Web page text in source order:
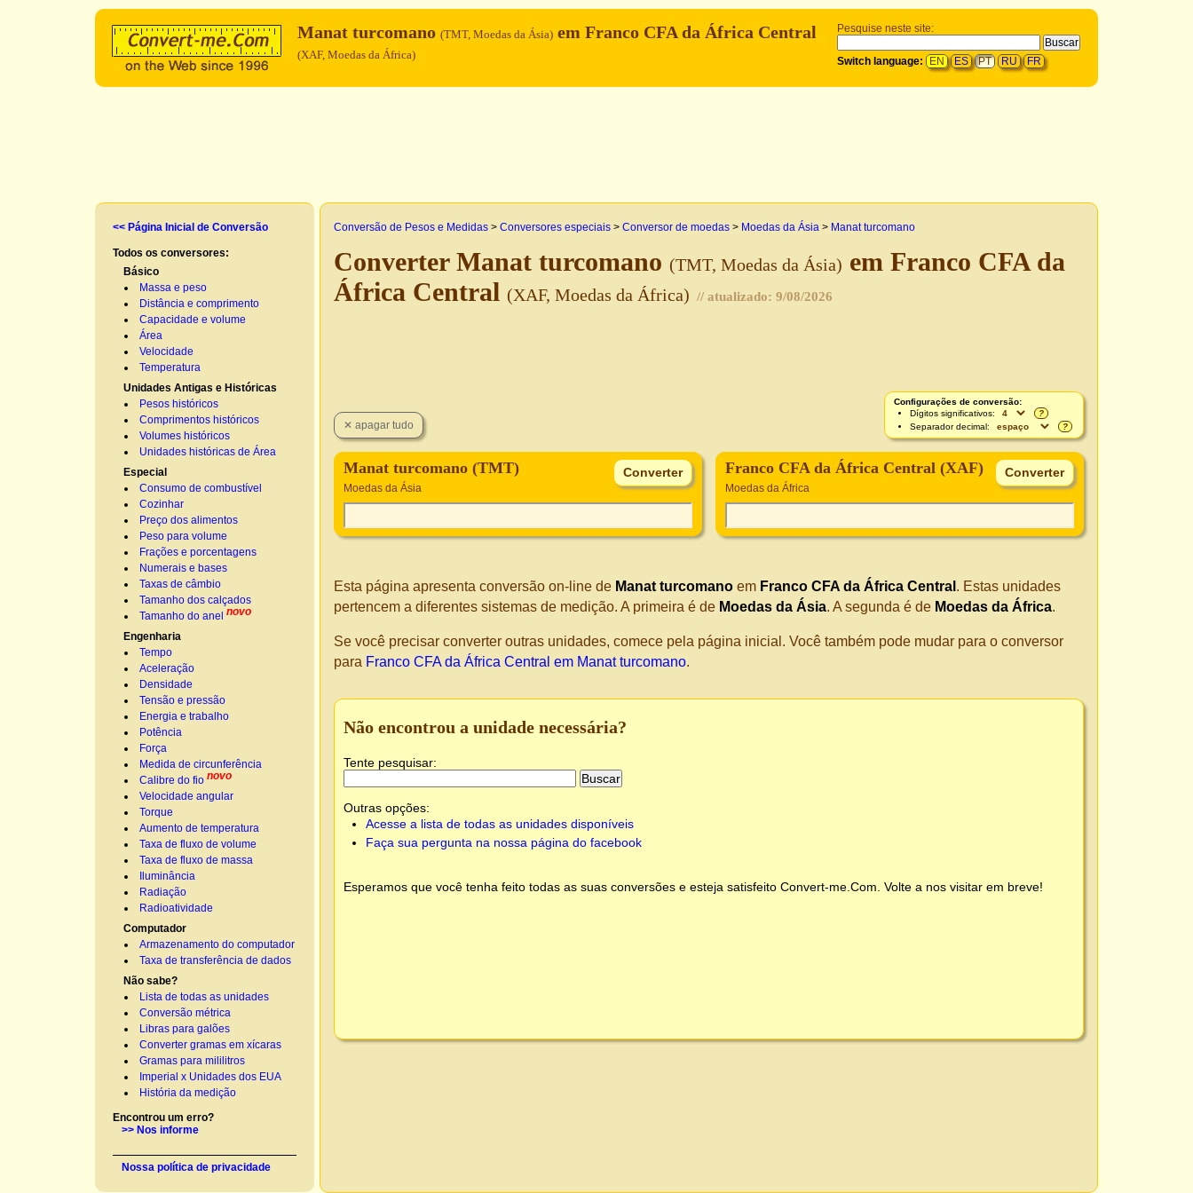
Pesquise neste site:
Switch language: EN ES PT RU FR
Manat turcomano (TMT, Moedas da Ásia) em Franco CFA da África Central
(XAF, Moedas da África)
<< Página Inicial de Conversão
Todos os conversores:
Básico
Massa e peso
Distância e comprimento
Capacidade e volume
Área
Velocidade
Temperatura
Unidades Antigas e Históricas
Pesos históricos
Comprimentos históricos
Volumes históricos
Unidades históricas de Área
Especial
Consumo de combustível
Cozinhar
Preço dos alimentos
Peso para volume
Frações e porcentagens
Numerais e bases
Taxas de câmbio
Tamanho dos calçados
Tamanho do anel novo
Engenharia
Tempo
Aceleração
Densidade
Tensão e pressão
Energia e trabalho
Potência
Força
Medida de circunferência
Calibre do fio novo
Velocidade angular
Torque
Aumento de temperatura
Taxa de fluxo de volume
Taxa de fluxo de massa
Iluminância
Radiação
Radioatividade
Computador
Armazenamento do computador
Taxa de transferência de dados
Não sabe?
Lista de todas as unidades
Conversão métrica
Libras para galões
Converter gramas em xícaras
Gramas para mililitros
Imperial x Unidades dos EUA
História da medição
Encontrou um erro?
>> Nos informe
Nossa política de privacidade
Conversão de Pesos e Medidas > Conversores especiais > Conversor de moedas > Moedas da Ásia > Manat turcomano
Converter Manat turcomano (TMT, Moedas da Ásia) em Franco CFA da
África Central (XAF, Moedas da África) // atualizado: 9/08/2026
Configurações de conversão:
Dígitos significativos:
?
Separador decimal:
?
Manat turcomano (TMT)
Moedas da Ásia
Franco CFA da África Central (XAF)
Moedas da África
Esta página apresenta conversão on-line de Manat turcomano em Franco CFA da África Central . Estas unidades
pertencem a diferentes sistemas de medição. A primeira é de Moedas da Ásia. A segunda é de Moedas da África.
Se você precisar converter outras unidades, comece pela página inicial. Você também pode mudar para o conversor
para Franco CFA da África Central em Manat turcomano.
Não encontrou a unidade necessária?
Tente pesquisar:
Outras opções:
Acesse a lista de todas as unidades disponíveis
Faça sua pergunta na nossa página do facebook
Esperamos que você tenha feito todas as suas conversões e esteja satisfeito Convert-me.Com . Volte a nos visitar em breve!